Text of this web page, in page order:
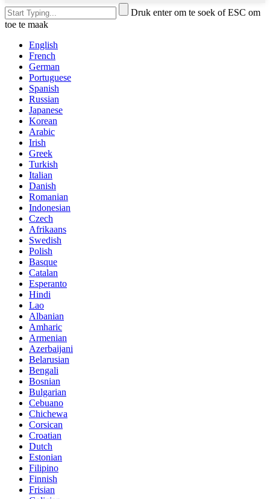
Druk enter om te soek of ESC om
toe te maak
English
French
German
Portuguese
Spanish
Russian
Japanese
Korean
Arabic
Irish
Greek
Turkish
Italian
Danish
Romanian
Indonesian
Czech
Afrikaans
Swedish
Polish
Basque
Catalan
Esperanto
Hindi
Lao
Albanian
Amharic
Armenian
Azerbaijani
Belarusian
Bengali
Bosnian
Bulgarian
Cebuano
Chichewa
Corsican
Croatian
Dutch
Estonian
Filipino
Finnish
Frisian